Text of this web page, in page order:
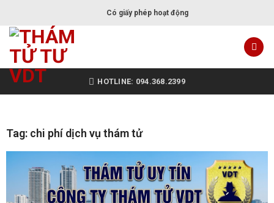
Có giấy phép hoạt động
HOTLINE: 094.368.2399
Tag: chi phí dịch vụ thám tử